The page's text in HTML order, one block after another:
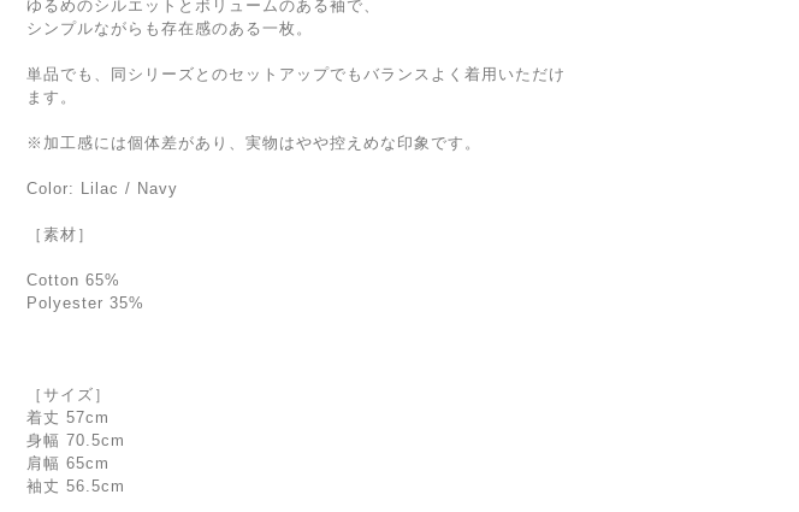
ゆるめのシルエットとボリュームのある袖で、
シンプルながらも存在感のある一枚。
単品でも、同シリーズとのセットアップでもバランスよく着用いただけ
ます。
※加工感には個体差があり、実物はやや控えめな印象です。
Color: Lilac / Navy
［素材］
Cotton 65%
Polyester 35%
［サイズ］
着丈 57cm
身幅 70.5cm
肩幅 65cm
袖丈 56.5cm